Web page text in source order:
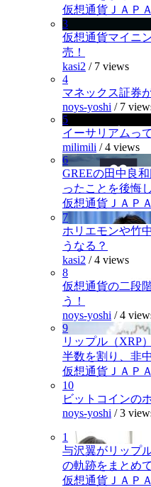
仮想通貨ＪＡＰ
3
仮想通貨マイニ
売！
kasi2 / 7 views
4
マネックス証券
noys-yoshi / 7
5
イーサリアムっ
milimili /4 views
6
GREEの田中良
ったことを後悔
仮想通貨ＪＡＰ
7
ホリエモンや竹
うなる？
kasi2 /4 views
8
仮想通貨の二段
う！
noys-yoshi /4
9
リップル（XRP
半数を割り、非
仮想通貨ＪＡＰ
10
ビットコインの
noys-yoshi /3
1
与沢翼がリップ
の軌跡をまとめ
仮想通貨ＪＡＰ